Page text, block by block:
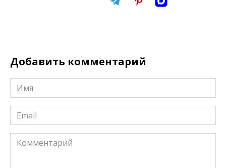
Добавить комментарий
Имя
*
Email
*
Комментарий